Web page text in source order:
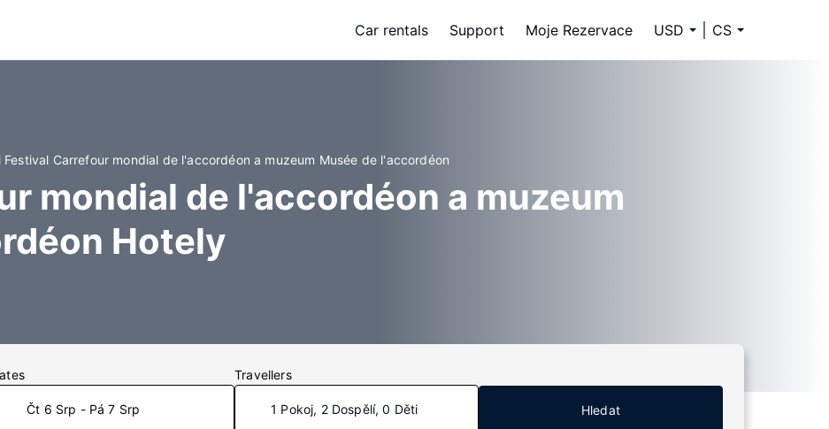
Car rentals Support Moje Rezervace USD CS
Carrefour mondial de l'accordéon a muzeum Musée de l'accordéon
mondial de l'accordéon a muzeum
Hotely
Čt 6 Srp - Pá 7 Srp
Travellers
1 Pokoj, 2 Dospělí, 0 Děti Hledat